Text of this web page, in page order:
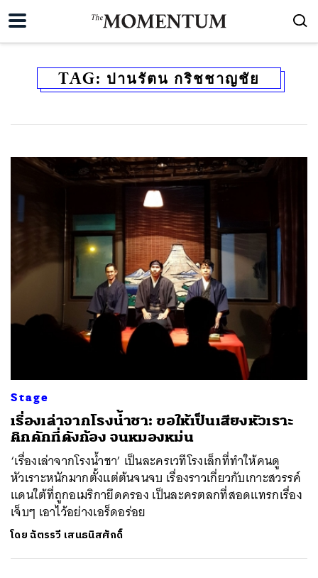
TAG: ปานรัตน กริชชาญชัย
Stage
เรื่องเล่าจากโรงน้ำชา: ขอให้เป็นเสียงหัวเราะ
คิกคักที่ดังก้อง จนหมองหม่น
‘เรื่องเล่าจากโรงน้ำชา’ เป็นละครเวทีโรงเล็กที่ทำให้คนดู
หัวเราะหนักมากตั้งแต่ต้นจนจบ เรื่องราวเกี่ยวกับเกาะสวรรค์
แดนใต้ที่ถูกอเมริกายึดครอง เป็นละครตลกที่สอดแทรกเรื่อง
เจ็บๆ เอาไว้อย่างเอร็ดอร่อย
โดยฉัตรรวี เสนธนิสศักดิ์